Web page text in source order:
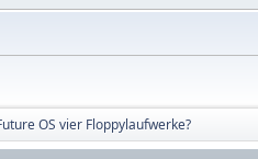
OS vier Floppylaufwerke?